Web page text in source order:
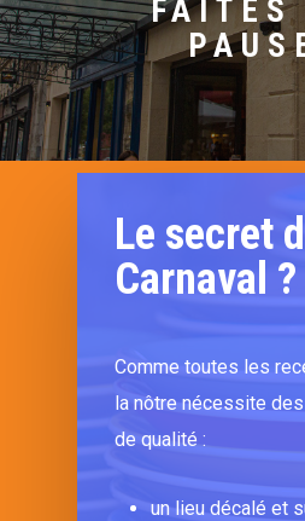
FAITES
Le secret
Carnaval ?
Comme toutes les
la nôtre nécessite
de qualité :
un lieu décalé et